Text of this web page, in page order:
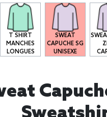
T SHIRT
MANCHES
LONGUES
SWEAT
CAPUCHE SG
UNISEXE